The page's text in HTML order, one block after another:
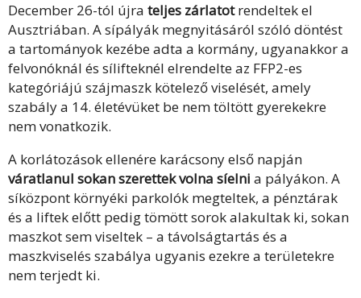
December 26-tól újra teljes zárlatotrendeltek el
Ausztriában. A sípályák megnyitásáról szóló döntést
a tartományok kezébe adta a kormány, ugyanakkor a
felvonóknál és sílifteknél elrendelte az FFP2-es
kategóriájú szájmaszk kötelező viselését, amely
szabály a 14. életévüket be nem töltött gyerekekre
nem vonatkozik.
A korlátozások ellenére karácsony első napján
váratlanul sokan szerettek volna síelni a pályákon. A
síközpont környéki parkolók megteltek, a pénztárak
és a liftek előtt pedig tömött sorok alakultak ki, sokan
maszkot sem viseltek – a távolságtartás és a
maszkviselés szabálya ugyanis ezekre a területekre
nem terjedt ki.